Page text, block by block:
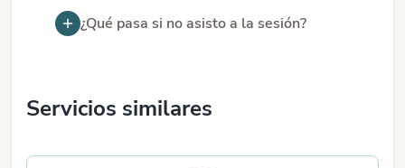
¿Qué pasa si no asisto a la sesión?
Servicios similares